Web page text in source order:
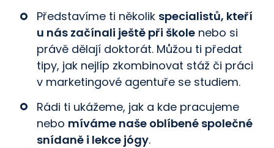
Představíme ti několik specialistů, kteří
u nás začínali ještě při škole nebo si
právě dělají doktorát. Můžou ti předat
tipy, jak nejlíp zkombinovat stáž či práci
v marketingové agentuře se studiem.
Rádi ti ukážeme, jak a kde pracujeme
nebo míváme naše oblíbené společné
snídaně i lekce jógy.